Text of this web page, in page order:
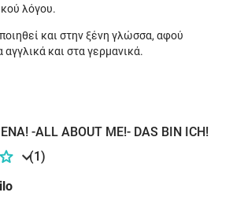
λόγου.
και στην ξένη γλώσσα, αφού
αγγλικά και στα γερμανικά.
-ALL ABOUT ME!- DAS BIN ICH!
(1)